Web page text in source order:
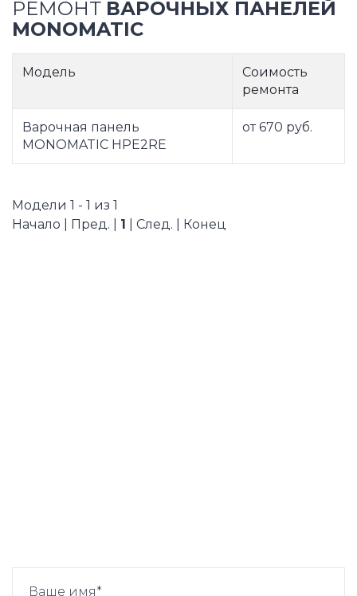
РЕМОНТ ВАРОЧНЫХ ПАНЕЛЕЙ
MONOMATIC
Модель
Соимость
ремонта
Варочная панель
MONOMATIC HPE2RE
от 670 руб.
Модели 1 - 1 из 1
Начало | Пред. | 1 | След. | Конец